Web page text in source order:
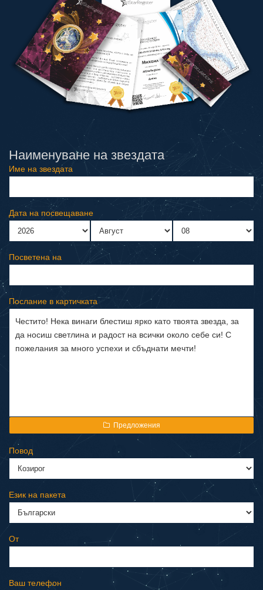
Наименуване на звездата
Име на звездата
Дата на посвещаване
Посветена на
Послание в картичката
Предложения
Повод
Език на пакета
От
Ваш телефон